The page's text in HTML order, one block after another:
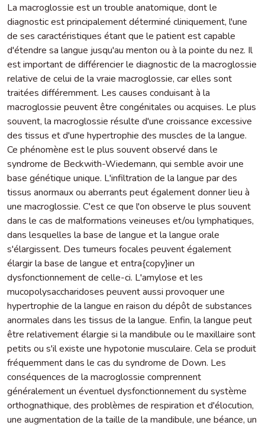
La macroglossie est un trouble anatomique, dont le
diagnostic est principalement déterminé cliniquement, l'une
de ses caractéristiques étant que le patient est capable
d'étendre sa langue jusqu'au menton ou à la pointe du nez. Il
est important de différencier le diagnostic de la macroglossie
relative de celui de la vraie macroglossie, car elles sont
traitées différemment. Les causes conduisant à la
macroglossie peuvent être congénitales ou acquises. Le plus
souvent, la macroglossie résulte d'une croissance excessive
des tissus et d'une hypertrophie des muscles de la langue.
Ce phénomène est le plus souvent observé dans le
syndrome de Beckwith-Wiedemann, qui semble avoir une
base génétique unique. L'infiltration de la langue par des
tissus anormaux ou aberrants peut également donner lieu à
une macroglossie. C'est ce que l'on observe le plus souvent
dans le cas de malformations veineuses et/ou lymphatiques,
dans lesquelles la base de langue et la langue orale
s'élargissent. Des tumeurs focales peuvent également
élargir la base de langue et entra{copy}iner un
dysfonctionnement de celle-ci. L'amylose et les
mucopolysaccharidoses peuvent aussi provoquer une
hypertrophie de la langue en raison du dépôt de substances
anormales dans les tissus de la langue. Enfin, la langue peut
être relativement élargie si la mandibule ou le maxillaire sont
petits ou s'il existe une hypotonie musculaire. Cela se produit
fréquemment dans le cas du syndrome de Down. Les
conséquences de la macroglossie comprennent
généralement un éventuel dysfonctionnement du système
orthognathique, des problèmes de respiration et d'élocution,
une augmentation de la taille de la mandibule, une béance, un